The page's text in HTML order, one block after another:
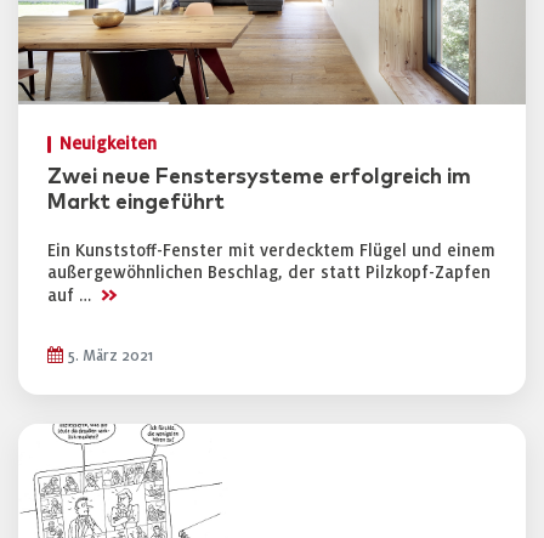
Neuigkeiten
Zwei neue Fenstersysteme erfolgreich im
Markt eingeführt
Ein Kunststoff-Fenster mit verdecktem Flügel und einem
außergewöhnlichen Beschlag, der statt Pilzkopf-Zapfen
auf … >>
5. März 2021